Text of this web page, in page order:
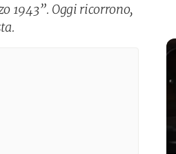
1943”. Oggi ricorrono,